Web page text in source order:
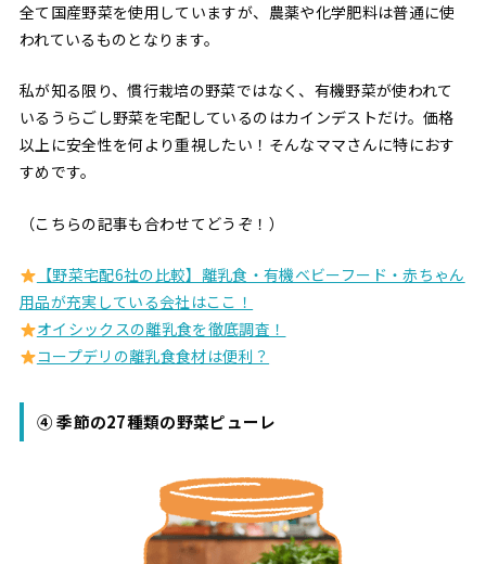
全て国産野菜を使用していますが、農薬や化学肥料は普通に使
われているものとなります。
私が知る限り、慣行栽培の野菜ではなく、有機野菜が使われて
いるうらごし野菜を宅配しているのはカインデストだけ。価格
以上に安全性を何より重視したい！そんなママさんに特におす
すめです。
（こちらの記事も合わせてどうぞ！）
【野菜宅配6社の比較】離乳食・有機ベビーフード・赤ちゃん
用品が充実している会社はここ！
オイシックスの離乳食を徹底調査！
コープデリの離乳食食材は便利？
④ 季節の27種類の野菜ピューレ